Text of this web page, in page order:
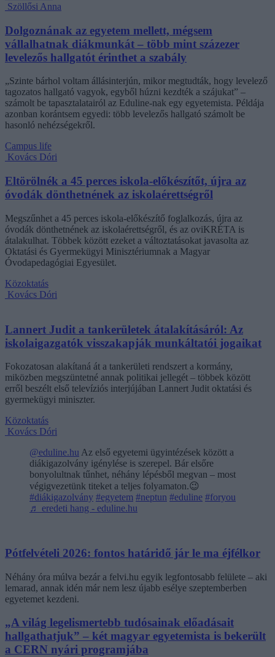
Szöllősi Anna
Dolgoznának az egyetem mellett, mégsem
vállalhatnak diákmunkát – több mint százezer
levelezős hallgatót érinthet a szabály
„Szinte bárhol voltam állásinterjún, mikor megtudták, hogy levelező
tagozatos hallgató vagyok, egyből húzni kezdték a szájukat” –
számolt be tapasztalatairól az Eduline-nak egy egyetemista. Példája
azonban korántsem egyedi: több levelezős hallgató számolt be
hasonló nehézségekről.
Campus life
Kovács Dóri
Eltörölnék a 45 perces iskola-előkészítőt, újra az
óvodák dönthetnének az iskolaérettségről
Megszűnhet a 45 perces iskola-előkészítő foglalkozás, újra az
óvodák dönthetnének az iskolaérettségről, és az oviKRÉTA is
átalakulhat. Többek között ezeket a változtatásokat javasolta az
Oktatási és Gyermekügyi Minisztériumnak a Magyar
Óvodapedagógiai Egyesület.
Közoktatás
Kovács Dóri
Lannert Judit a tankerületek átalakításáról: Az
iskolaigazgatók visszakapják munkáltatói jogaikat
Fokozatosan alakítaná át a tankerületi rendszert a kormány,
miközben megszüntetné annak politikai jellegét – többek között
erről beszélt első televíziós interjújában Lannert Judit oktatási és
gyermekügyi miniszter.
Közoktatás
Kovács Dóri
@eduline.hu Az első egyetemi ügyintézések között a
diákigazolvány igénylése is szerepel. Bár elsőre
bonyolultnak tűnhet, néhány lépésből megvan – most
végigvezetünk titeket a teljes folyamaton.😉
#diákigazolvány #egyetem #neptun #eduline #foryou
♬ eredeti hang - eduline.hu
Pótfelvételi 2026: fontos határidő jár le ma éjfélkor
Néhány óra múlva bezár a felvi.hu egyik legfontosabb felülete – aki
lemarad, annak idén már nem lesz újabb esélye szeptemberben
egyetemet kezdeni.
„A világ legelismertebb tudósainak előadásait
hallgathatjuk” – két magyar egyetemista is bekerült
a CERN nyári programjába